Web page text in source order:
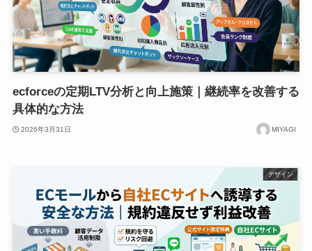
ecforceの定期LTV分析と向上施策｜継続率を改善する
具体的な方法
2026年3月31日 MIYAGI
デザイン